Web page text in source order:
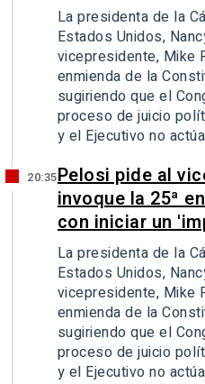
La presidenta de la
Estados Unidos,
vicepresidente, Mike
enmienda de la
sugiriendo que el
proceso de juicio
y el Ejecutivo no
20:35Pelosi pide al
invoque la 25ª
con iniciar un
La presidenta de la
Estados Unidos,
vicepresidente, Mike
enmienda de la
sugiriendo que el
proceso de juicio
y el Ejecutivo no